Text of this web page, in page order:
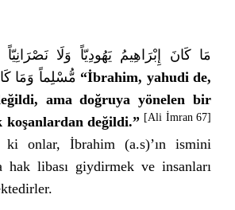
مَا كَانَ إِبْرَاهِيمُ يَهُودِيّاً وَلَا
“İbrahim, yahudi de,
ama doğruya yönelen bir
değildi.” [Ali İmran 67]
onlar, İbrahim (a.s)’ın ismini
hak libası giydirmek ve insanları